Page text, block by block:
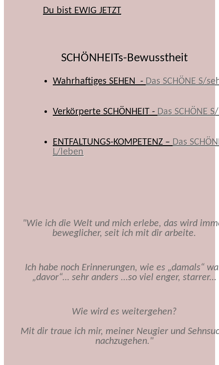
Du bist EWIG JETZT
SCHÖNHEITs-Bewusstheit
Wahrhaftiges SEHEN - Das SCHÖNE S/
Verkörperte SCHÖNHEIT - Das SCHÖNE
ENTFALTUNGS-KOMPETENZ – Das
L/leben
"Wie ich die Welt und mich erlebe, das wird
beweglicher, seit ich mit dir arbeite.
Ich habe noch Erinnerungen, wie es „damals“
„davor“… sehr anders ...so viel enger, starrer...
Wie wird es weitergehen?
Mit dir traue ich mir, meiner Neugier und
nachzugehen."